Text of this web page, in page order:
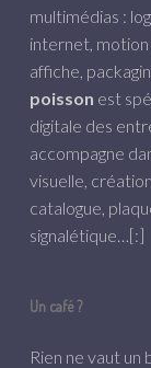
multimédias :
internet, motion
affiche,
poisson est
digitale des
accompagne
visuelle,
catalogue,
signalétique…[:]
Un café ?
Rien ne vaut un